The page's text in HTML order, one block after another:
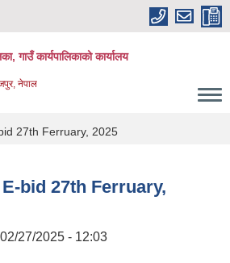
गाउँ कार्यपालिकाको कार्यालय
नेपाल
27th Ferruary, 2025
bid 27th Ferruary,
27/2025 - 12:03